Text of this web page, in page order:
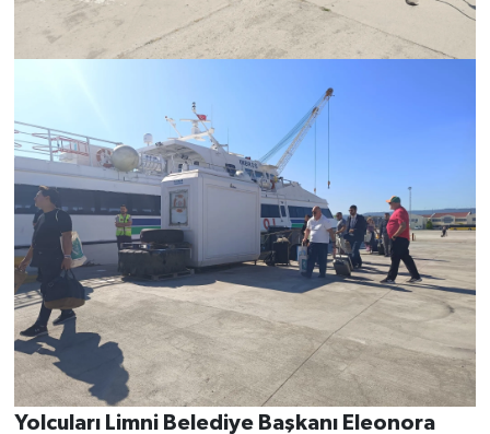
Yolcuları Limni Belediye Başkanı Eleonora